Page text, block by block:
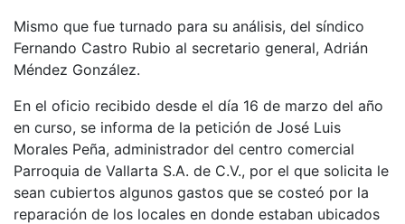
Mismo que fue turnado para su análisis, del síndico
Fernando Castro Rubio al secretario general, Adrián
Méndez González.
En el oficio recibido desde el día 16 de marzo del año
en curso, se informa de la petición de José Luis
Morales Peña, administrador del centro comercial
Parroquia de Vallarta S.A. de C.V., por el que solicita le
sean cubiertos algunos gastos que se costeó por la
reparación de los locales en donde estaban ubicados